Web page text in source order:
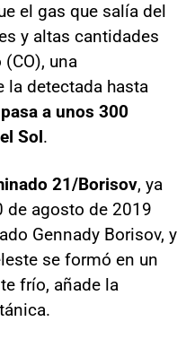
el gas que salía del
y altas cantidades
una
la detectada hasta
a unos 300
Sol.
21/Borisov, ya
de agosto de 2019
Gennady Borisov, y
se formó en un
frío, añade la